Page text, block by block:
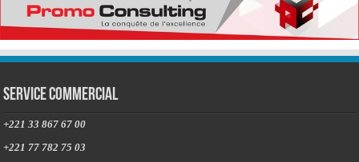
Service commercial
+221 33 867 67 00
+221 77 782 75 03